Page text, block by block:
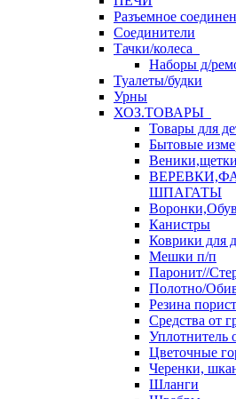
Разъемное
Соединители
Тачки/колеса
Наборы д/
Туалеты/будки
Урны
ХОЗ.ТОВАРЫ
Товары для
Бытовые
ШПАГАТЫ
Канистры
Коврики для
Мешки п/п
Паронит//
Полотно/
Резина
Средства от
Уплотнитель
Цветочные
Черенки,
Шланги